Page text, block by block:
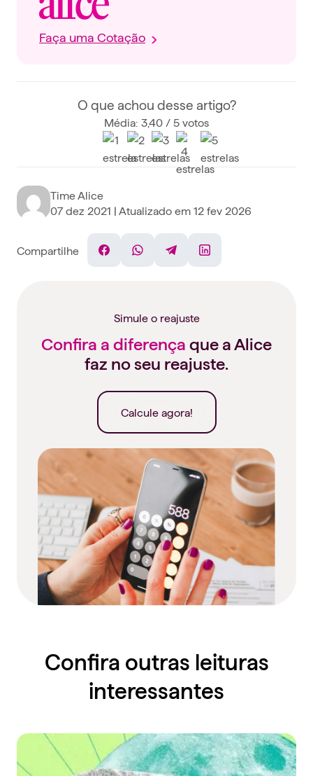
Faça uma Cotação
O que achou desse artigo?
Média: 3,40 / 5 votos
Time Alice
07 dez 2021 | Atualizado em 12 fev 2026
Compartilhe
FacebookWhatsAppTelegramLinkedin
Simule o reajuste
Confira a diferença que a Alice
faz no seu reajuste.
Calcule agora!
Confira outras leituras
interessantes